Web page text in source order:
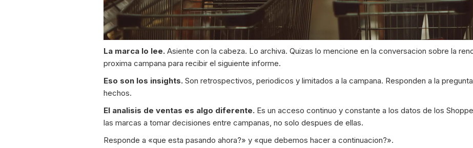
La marca lo lee. Asiente con la cabeza. Lo archiva. Quizas lo mencione en la conversacion sobre la
proxima campana para recibir el siguiente informe.
Eso son los insights. Son retrospectivos, periodicos y limitados a la campana. Responden a la
hechos.
El analisis de ventas es algo diferente. Es un acceso continuo y constante a los datos de los
las marcas a tomar decisiones entre campanas, no solo despues de ellas.
Responde a «que esta pasando ahora?» y «que debemos hacer a continuacion?».